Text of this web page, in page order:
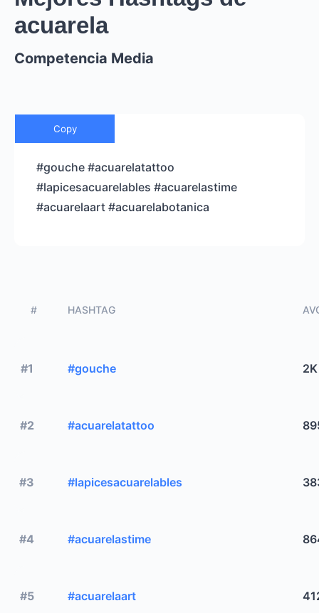
acuarela
Competencia Media
Copy
#gouche #acuarelatattoo
#lapicesacuarelables #acuarelastime
#acuarelaart #acuarelabotanica
# HASHTAG
#1 #gouche 2K
#2 #acuarelatattoo
#3 #lapicesacuarelables
#4 #acuarelastime
#5 #acuarelaart